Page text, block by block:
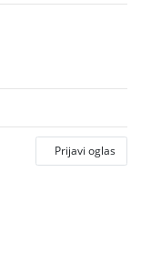
Prijavi oglas